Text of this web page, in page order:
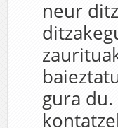
neur
gura